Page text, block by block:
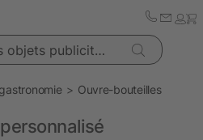
Ouvre-bouteilles